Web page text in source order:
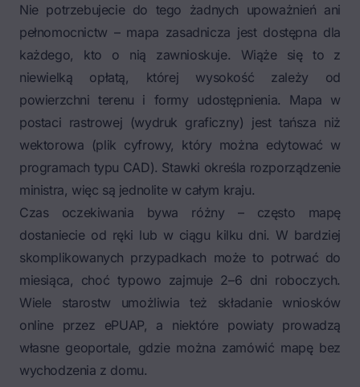
Nie potrzebujecie do tego żadnych upoważnień ani
pełnomocnictw – mapa zasadnicza jest dostępna dla
każdego, kto o nią zawnioskuje. Wiąże się to z
niewielką opłatą, której wysokość zależy od
powierzchni terenu i formy udostępnienia. Mapa w
postaci rastrowej (wydruk graficzny) jest tańsza niż
wektorowa (plik cyfrowy, który można edytować w
programach typu CAD). Stawki określa rozporządzenie
ministra, więc są jednolite w całym kraju.
Czas oczekiwania bywa różny – często mapę
dostaniecie od ręki lub w ciągu kilku dni. W bardziej
skomplikowanych przypadkach może to potrwać do
miesiąca, choć typowo zajmuje 2–6 dni roboczych.
Wiele starostw umożliwia też składanie wniosków
online przez ePUAP, a niektóre powiaty prowadzą
własne geoportale, gdzie można zamówić mapę bez
wychodzenia z domu.